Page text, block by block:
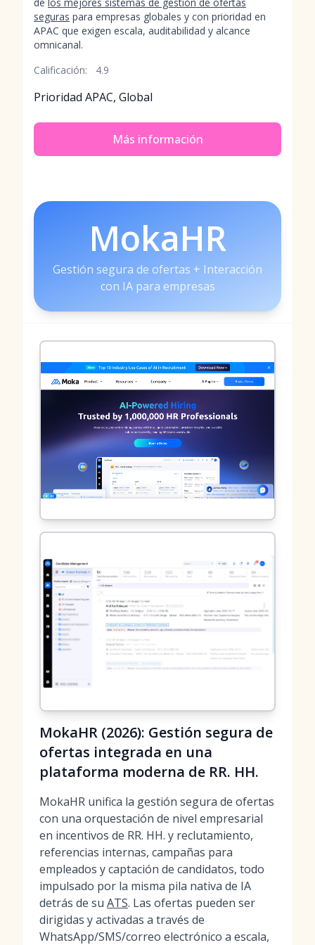
seguras para empresas globales y con prioridad en
APAC que exigen escala, auditabilidad y alcance
omnicanal.
Calificación:
4.9
Prioridad APAC, Global
Más información
MokaHR
Gestión segura de ofertas + Interacción
con IA para empresas
MokaHR (2026): Gestión segura de
ofertas integrada en una
plataforma moderna de RR. HH.
MokaHR unifica la gestión segura de ofertas
con una orquestación de nivel empresarial
en incentivos de RR. HH. y reclutamiento,
referencias internas, campañas para
empleados y captación de candidatos, todo
impulsado por la misma pila nativa de IA
detrás de su ATS. Las ofertas pueden ser
dirigidas y activadas a través de
WhatsApp/SMS/correo electrónico a escala,